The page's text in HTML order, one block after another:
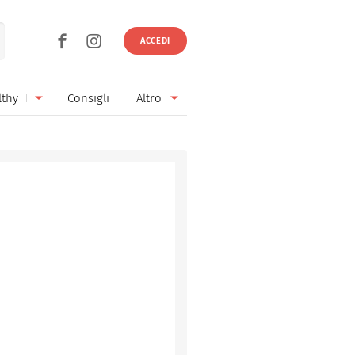
ACCEDI
Consigli Altro